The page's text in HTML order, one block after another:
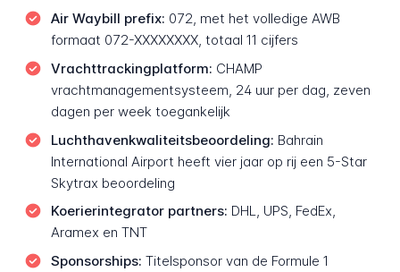
Air Waybill prefix: 072, met het volledige AWB
formaat 072-XXXXXXXX, totaal 11 cijfers
Vrachttrackingplatform: CHAMP
vrachtmanagementsysteem, 24 uur per dag, zeven
dagen per week toegankelijk
Luchthavenkwaliteitsbeoordeling: Bahrain
International Airport heeft vier jaar op rij een 5-Star
Skytrax beoordeling
Koerierintegrator partners: DHL, UPS, FedEx,
Aramex en TNT
Sponsorships: Titelsponsor van de Formule 1